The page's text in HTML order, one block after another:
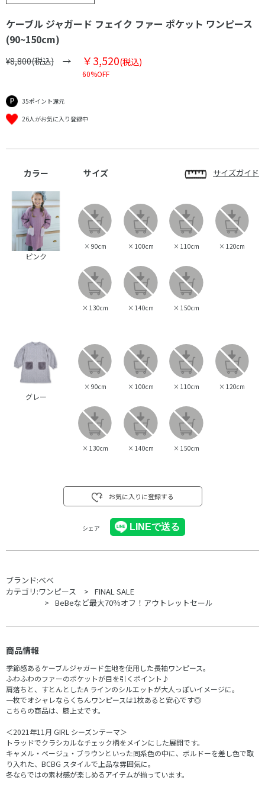
ケーブル ジャガード フェイク ファー ポケット ワンピース
(90~150cm)
¥8,800(税込) ￥3,520(税込)
60%OFF
35ポイント還元
26人がお気に入り登録中
カラー サイズ サイズガイド
ピンク
× 90cm × 100cm × 110cm × 120cm
× 130cm × 140cm × 150cm
グレー
× 90cm × 100cm × 110cm × 120cm
× 130cm × 140cm × 150cm
お気に入りに登録する
シェア
ブランド:べべ
カテゴリ:ワンピース
FINAL SALE
BeBeなど最大70％オフ！アウトレットセール
商品情報
季節感あるケーブルジャガード生地を使用した長袖ワンピース。
ふわふわのファーのポケットが目を引くポイント♪
肩落ちと、すとんとしたA ラインのシルエットが大人っぽいイメージに。
一枚でオシャレならくちんワンピースは1枚あると安心です◎
こちらの商品は、膝上丈です。
＜2021年11月 GIRL シーズンテーマ＞
トラッドでクラシカルなチェック柄をメインにした展開です。
キャメル・ベージュ・ブラウンといった同系色の中に、ボルドーを差し色で取
り入れた、BCBG スタイルで上品な雰囲気に。
冬ならではの素材感が楽しめるアイテムが揃っています。